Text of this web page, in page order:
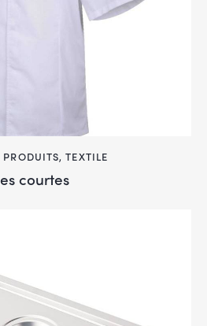
PRODUITS,TEXTILE
courtes